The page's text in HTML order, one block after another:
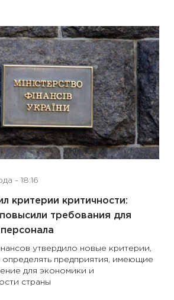
- 18:16
критерии критичности:
требования для
утвердило новые критерии,
определять предприятия, имеющие
для экономики и
страны